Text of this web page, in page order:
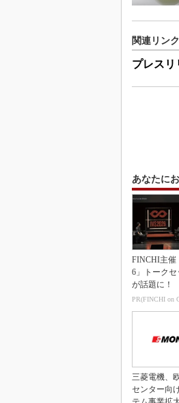
関連リンク
プレスリ
あなたに
FINCHI主催
6」トークセ
が話題に！
PR(FINCHI on
三菱電機、
センター向